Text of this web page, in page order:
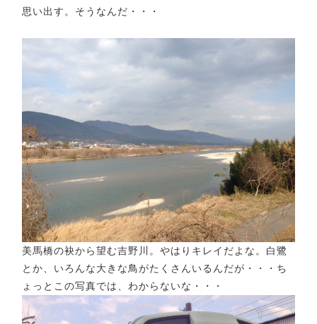
思い出す。そうなんだ・・・
美馬橋の袂から望む吉野川。やはりキレイだよな。白鷺
とか、いろんな大きな鳥がたくさんいるんだが・・・ち
ょっとこの写真では、わからないな・・・